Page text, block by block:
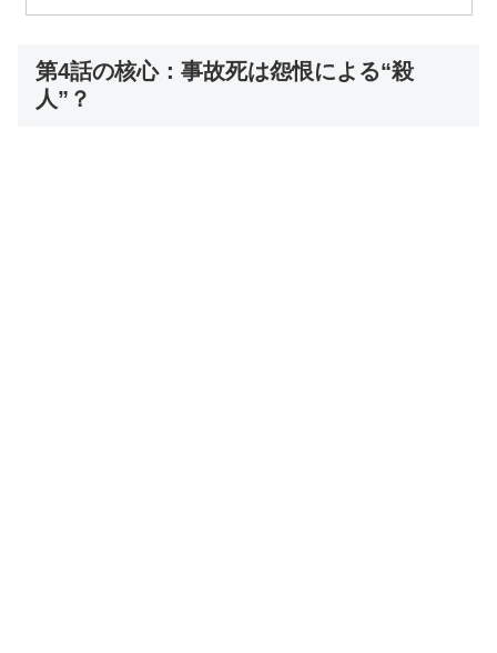
第4話の核心：事故死は怨恨による“殺
人”？